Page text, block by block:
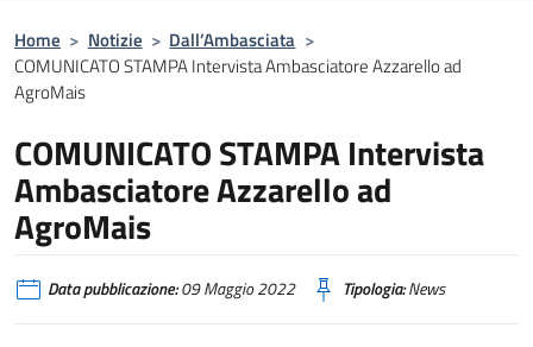
Home > Notizie > Dall’Ambasciata >
COMUNICATO STAMPA Intervista Ambasciatore Azzarello ad
AgroMais
COMUNICATO STAMPA Intervista
Ambasciatore Azzarello ad
AgroMais
Data pubblicazione:09 Maggio 2022 Tipologia:News